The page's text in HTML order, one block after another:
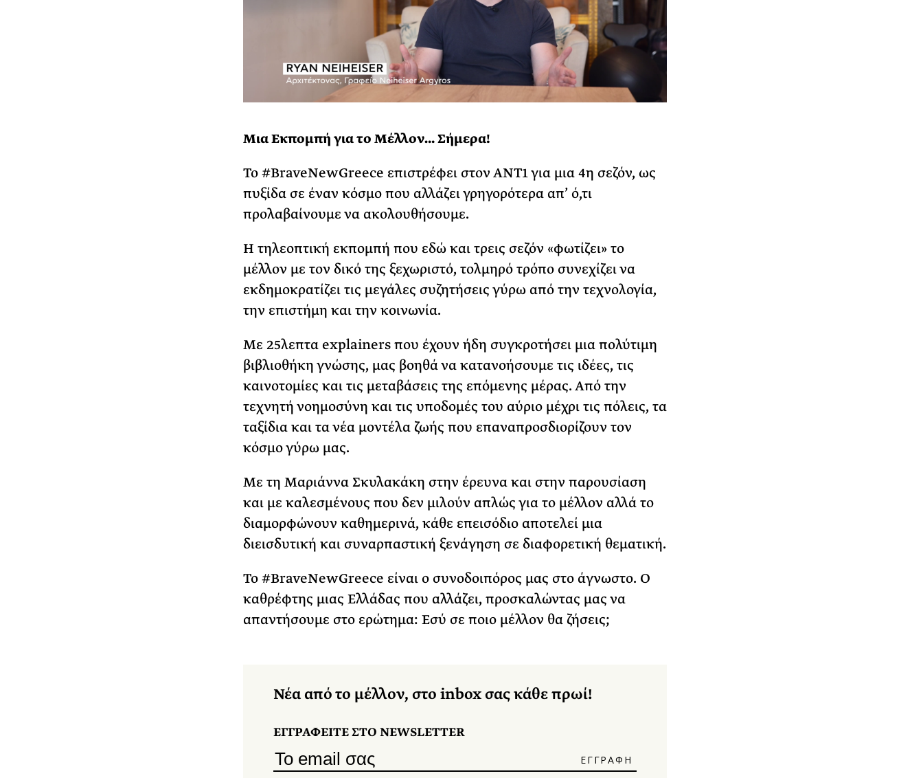
Μια Εκπομπή για το Μέλλον… Σήμερα!
Το #BraveNewGreece επιστρέφει στον ΑΝΤ1 για μια 4η σεζόν, ως
πυξίδα σε έναν κόσμο που αλλάζει γρηγορότερα απ’ ό,τι
προλαβαίνουμε να ακολουθήσουμε.
Η τηλεοπτική εκπομπή που εδώ και τρεις σεζόν «φωτίζει» το
μέλλον με τον δικό της ξεχωριστό, τολμηρό τρόπο συνεχίζει να
εκδημοκρατίζει τις μεγάλες συζητήσεις γύρω από την τεχνολογία,
την επιστήμη και την κοινωνία.
Με 25λεπτα explainers που έχουν ήδη συγκροτήσει μια πολύτιμη
βιβλιοθήκη γνώσης, μας βοηθά να κατανοήσουμε τις ιδέες, τις
καινοτομίες και τις μεταβάσεις της επόμενης μέρας. Από την
τεχνητή νοημοσύνη και τις υποδομές του αύριο μέχρι τις πόλεις, τα
ταξίδια και τα νέα μοντέλα ζωής που επαναπροσδιορίζουν τον
κόσμο γύρω μας.
Με τη Μαριάννα Σκυλακάκη στην έρευνα και στην παρουσίαση
και με καλεσμένους που δεν μιλούν απλώς για το μέλλον αλλά το
διαμορφώνουν καθημερινά, κάθε επεισόδιο αποτελεί μια
διεισδυτική και συναρπαστική ξενάγηση σε διαφορετική θεματική.
Το #BraveNewGreece είναι ο συνοδοιπόρος μας στο άγνωστο. Ο
καθρέφτης μιας Ελλάδας που αλλάζει, προσκαλώντας μας να
απαντήσουμε στο ερώτημα: Εσύ σε ποιο μέλλον θα ζήσεις;
Νέα από το μέλλον, στο inbox σας κάθε πρωί!
ΕΓΓΡΑΦΕΙΤΕ ΣΤΟ NEWSLETTER